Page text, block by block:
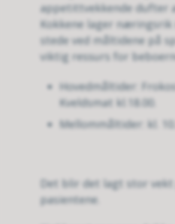
appetittvekkende dufter
Kokkene lager
stede ved måltidene på
viktig ressurs for
Hovedmåltider:
Kveldsmat kl.18.00.
Mellommåltider: kl.
Det blir det lagt stor
pasientene.